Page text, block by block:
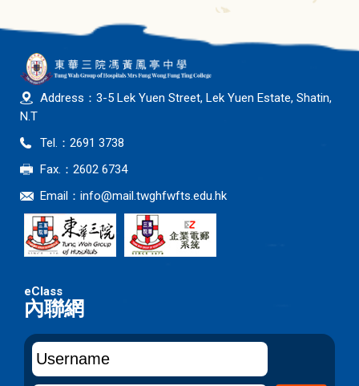
Address：3-5 Lek Yuen Street, Lek Yuen Estate, Shatin,
N.T
Tel.：2691 3738
Fax.：2602 6734
Email： info@mail.twghfwfts.edu.hk
內聯網